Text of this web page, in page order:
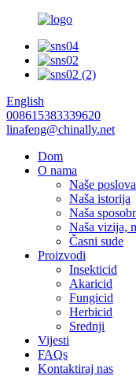
English
008615383339620
linafeng@chinally.net
Dom
O nama
Naše
Naša istorija
Naša
Naša vizija,
Časni sude
Proizvodi
Insekticid
Akaricid
Fungicid
Herbicid
Srednji
Vijesti
FAQs
Kontaktiraj nas